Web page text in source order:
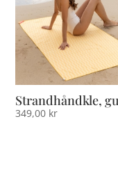
Strandhåndkle,
349,00 kr